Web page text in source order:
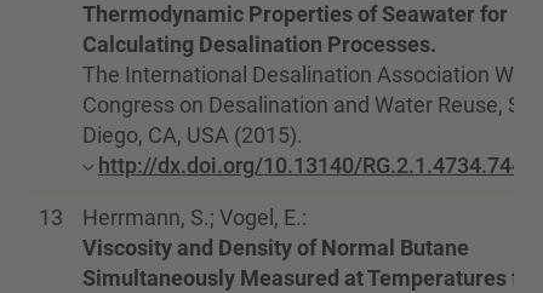
Thermodynamic Properties of Seawater for
Calculating Desalination Processes.
The International Desalination Association
Congress on Desalination and Water Reuse,
Diego, CA, USA (2015).
http://dx.doi.org/10.13140/RG.2.1.4734.7444
13
Herrmann, S.; Vogel, E.:
Viscosity and Density of Normal Butane
Simultaneously Measured at Temperatures